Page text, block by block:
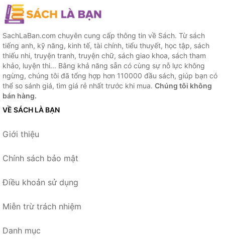
SachLaBan.com chuyên cung cấp thông tin về Sách. Từ sách
tiếng anh, kỹ năng, kinh tế, tài chính, tiểu thuyết, học tập, sách
thiếu nhi, truyện tranh, truyện chữ, sách giao khoa, sách tham
khảo, luyện thi... Bằng khả năng sẵn có cùng sự nỗ lực không
ngừng, chúng tôi đã tổng hợp hơn 110000 đầu sách, giúp bạn có
thể so sánh giá, tìm giá rẻ nhất trước khi mua. Chúng tôi không
bán hàng.
VỀ SÁCH LÀ BẠN
Giới thiệu
Chính sách bảo mật
Điều khoản sử dụng
Miễn trừ trách nhiệm
Danh mục